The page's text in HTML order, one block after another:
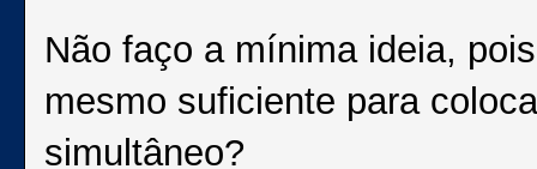
Não faço a mínima ideia,
mesmo suficiente para
simultâneo?